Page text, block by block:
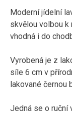
Moderní jídelní
skvělou volbou k
vhodná i do
Vyrobená je z
síle 6 cm v
lakované černou
Jedná se o ruční